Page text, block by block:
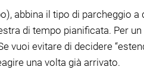
abbina il tipo di parcheggio
di tempo pianificata. Per
vuoi evitare di decidere
una volta già arrivato.